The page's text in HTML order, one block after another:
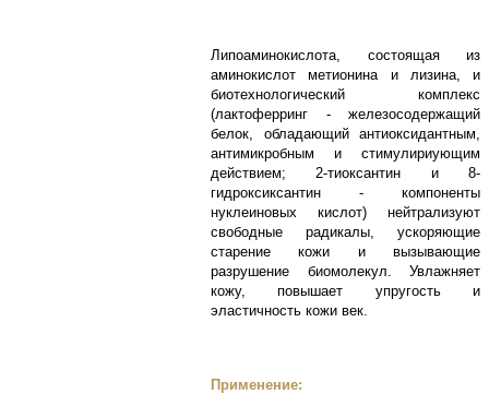
Липоаминокислота, состоящая из
аминокислот метионина и лизина, и
биотехнологический комплекс
(лактоферринг - железосодержащий
белок, обладающий антиоксидантным,
антимикробным и стимулириующим
действием; 2-тиоксантин и 8-
гидроксиксантин - компоненты
нуклеиновых кислот) нейтрализуют
свободные радикалы, ускоряющие
старение кожи и вызывающие
разрушение биомолекул. Увлажняет
кожу, повышает упругость и
эластичность кожи век.
Применение: